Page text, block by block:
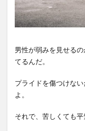
男性が弱みを見せる
てるんだ。
プライドを傷つけな
よ。
それで、苦しくても平